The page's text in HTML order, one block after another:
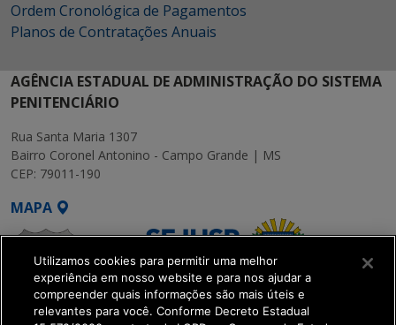
Ordem Cronológica de Pagamentos
Planos de Contratações Anuais
AGÊNCIA ESTADUAL DE ADMINISTRAÇÃO DO SISTEMA
PENITENCIÁRIO
Rua Santa Maria 1307
Bairro Coronel Antonino - Campo Grande | MS
CEP: 79011-190
MAPA
Utilizamos cookies para permitir uma melhor
experiência em nosso website e para nos ajudar a
compreender quais informações são mais úteis e
relevantes para você. Conforme Decreto Estadual